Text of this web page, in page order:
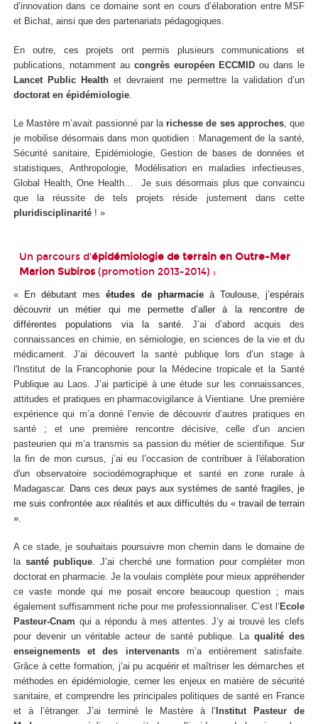
d’innovation dans ce domaine sont en cours d’élaboration entre MSF
et Bichat, ainsi que des partenariats pédagogiques.
En outre, ces projets ont permis plusieurs communications et
publications, notamment au congrès européen ECCMID ou dans le
Lancet Public Health et devraient me permettre la validation d’un
doctorat en épidémiologie
Le Mastère m’avait passionné par larichesse de ses approches, que
je mobilise désormais dans mon quotidien : Management de la santé,
Sécurité sanitaire, Epidémiologie, Gestion de bases de données et
statistiques, Anthropologie, Modélisation en maladies infectieuses,
Global Health, One Health… Je suis désormais plus que convaincu
que la réussite de tels projets réside justement dans cette
pluridisciplinarité ! »
Un parcours d'épidémiologie de terrain en Outre-Mer
Marion Subiros (promotion 2013-2014) :
« En débutant mesétudes de pharmacieà Toulouse, j’espérais
découvrir un métier qui me permette d’aller à la rencontre de
différentes populations viala santé. J’ai d’abord acquis des
connaissances en chimie, en sémiologie, en sciences de la vie et du
médicament. J’ai découvert la santé publique lors d’un stage à
l'Institut de la Francophonie pour la Médecine tropicale et la Santé
Publique au Laos. J’ai participé à une étude sur les connaissances,
attitudes et pratiques en pharmacovigilance à Vientiane. Une première
expérience qui m’a donné l’envie de découvrir d’autres pratiques en
santé ; et une première rencontre décisive, celle d’un ancien
pasteurien qui m’a transmis sa passion du métier de scientifique. Sur
la fin de mon cursus, j’ai eu l’occasion de contribuer à l'élaboration
d'un observatoire sociodémographique et santé en zone rurale à
Madagascar.
Dans ces deux pays aux systèmes de santé fragiles, je
me suis confrontée aux réalités et aux difficultés du « travail de terrain
».
A ce stade, je souhaitais poursuivre mon chemin dans le domaine de
la santé publique. J’ai cherché une formation pour compléter mon
doctorat en pharmacie. Je la voulais complète pour mieux appréhender
ce vaste monde qui me posait encore beaucoup question ; mais
également suffisamment riche pour me professionnaliser. C’est l’ Ecole
Pasteur-Cnam qui a répondu à mes attentes. J’y ai trouvé les clefs
pour devenir un véritable acteur de santé publique. Laqualité des
enseignements et des intervenantsm’a entièrement satisfaite.
Grâce à cette formation, j’ai pu acquérir et maîtriser les démarches et
méthodes en épidémiologie, cerner les enjeux en matière de sécurité
sanitaire, et comprendre les principales politiques de santé en France
et à l’étranger. J’ai terminé le Mastère à l’ Institut Pasteur de